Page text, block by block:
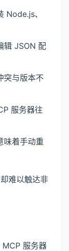
Node.js、
辑 JSON 配
突与版本不
服务器往
味着手动重
难以触达非
MCP 服务器